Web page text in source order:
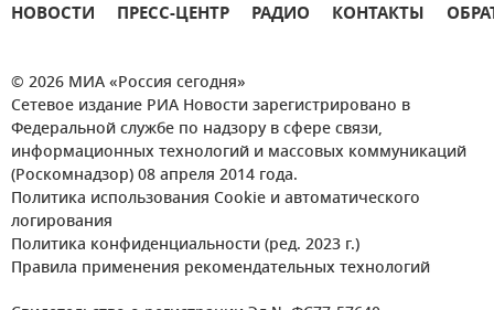
НОВОСТИ ПРЕСС-ЦЕНТР РАДИО КОНТАКТЫ
© 2026 МИА «Россия сегодня»
Сетевое издание РИА Новости зарегистрировано в
Федеральной службе по надзору в сфере связи,
информационных технологий и массовых коммуникаций
(Роскомнадзор) 08 апреля 2014 года.
Политика использования Cookie и автоматического
логирования
Политика конфиденциальности (ред. 2023 г.)
Правила применения рекомендательных технологий